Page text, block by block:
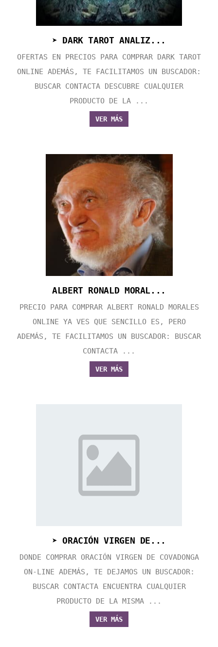
➤ DARK TAROT ANALIZ...
OFERTAS EN PRECIOS PARA COMPRAR DARK TAROT
ONLINE ADEMÁS, TE FACILITAMOS UN BUSCADOR:
BUSCAR CONTACTA DESCUBRE CUALQUIER
PRODUCTO DE LA ...
VER MÁS
ALBERT RONALD MORAL...
PRECIO PARA COMPRAR ALBERT RONALD MORALES
ONLINE YA VES QUE SENCILLO ES, PERO
ADEMÁS, TE FACILITAMOS UN BUSCADOR: BUSCAR
CONTACTA ...
VER MÁS
➤ ORACIÓN VIRGEN DE...
DONDE COMPRAR ORACIÓN VIRGEN DE COVADONGA
ON-LINE ADEMÁS, TE DEJAMOS UN BUSCADOR:
BUSCAR CONTACTA ENCUENTRA CUALQUIER
PRODUCTO DE LA MISMA ...
VER MÁS